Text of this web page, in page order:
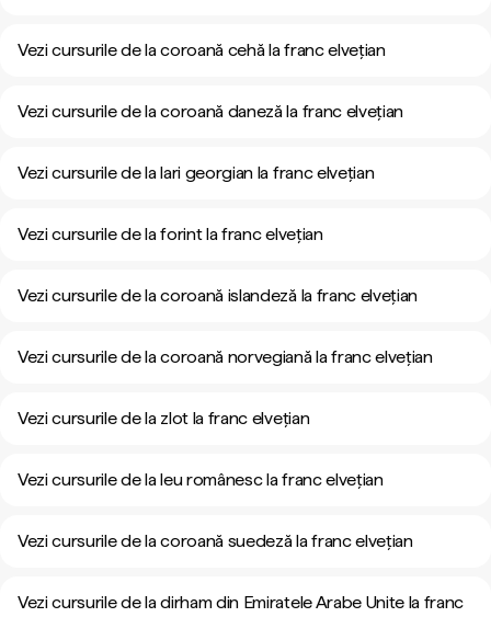
Vezi cursurile de la coroană cehă la franc elvețian
Vezi cursurile de la coroană daneză la franc elvețian
Vezi cursurile de la lari georgian la franc elvețian
Vezi cursurile de la forint la franc elvețian
Vezi cursurile de la coroană islandeză la franc elvețian
Vezi cursurile de la coroană norvegiană la franc elvețian
Vezi cursurile de la zlot la franc elvețian
Vezi cursurile de la leu românesc la franc elvețian
Vezi cursurile de la coroană suedeză la franc elvețian
Vezi cursurile de la dirham din Emiratele Arabe Unite la franc